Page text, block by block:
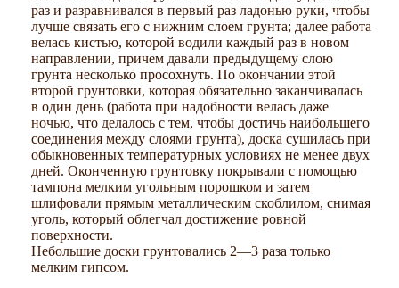
раз и разравнивался в первый раз ладонью руки, чтобы
лучше связать его с нижним слоем грунта; далее работа
велась кистью, которой водили каждый раз в новом
направлении, причем давали предыдущему слою
грунта несколько просохнуть. По окончании этой
второй грунтовки, которая обязательно заканчивалась
в один день (работа при надобности велась даже
ночью, что делалось с тем, чтобы достичь наибольшего
соединения между слоями грунта), доска сушилась при
обыкновенных температурных условиях не менее двух
дней. Оконченную грунтовку покрывали с помощью
тампона мелким угольным порошком и затем
шлифовали прямым металлическим скоблилом, снимая
уголь, который облегчал достижение ровной
поверхности.
Небольшие доски грунтовались 2—3 раза только
мелким гипсом.